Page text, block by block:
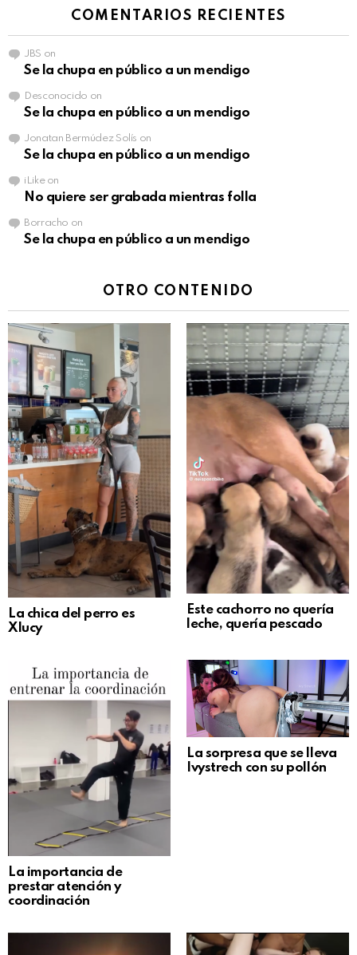
COMENTARIOS RECIENTES
JBS on
Se la chupa en público a un mendigo
Desconocido on
Se la chupa en público a un mendigo
Jonatan Bermúdez Solís on
Se la chupa en público a un mendigo
iLikeon
No quiere ser grabada mientras folla
Borracho on
Se la chupa en público a un mendigo
OTRO CONTENIDO
La chica del perro es
Xlucy
Este cachorro no quería
leche, quería pescado
La importancia de
prestar atención y
coordinación
La sorpresa que se lleva
Ivystrech con su pollón